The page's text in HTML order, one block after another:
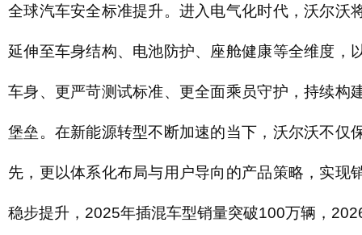
全球汽车安全标准提升。进入电气化时代，沃尔沃
延伸至车身结构、电池防护、座舱健康等全维度，
车身、更严苛测试标准、更全面乘员守护，持续构
堡垒。在新能源转型不断加速的当下，沃尔沃不仅
先，更以体系化布局与用户导向的产品策略，实现
稳步提升，2025年插混车型销量突破100万辆，